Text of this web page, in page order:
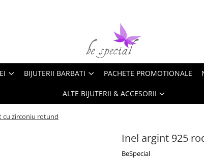
BIJUTERII BARBATI PACHETE PROMOTIONALE
ALTE BIJUTERII & ACCESORII
cu zirconiu rotund
Inel argint 925
BeSpecial